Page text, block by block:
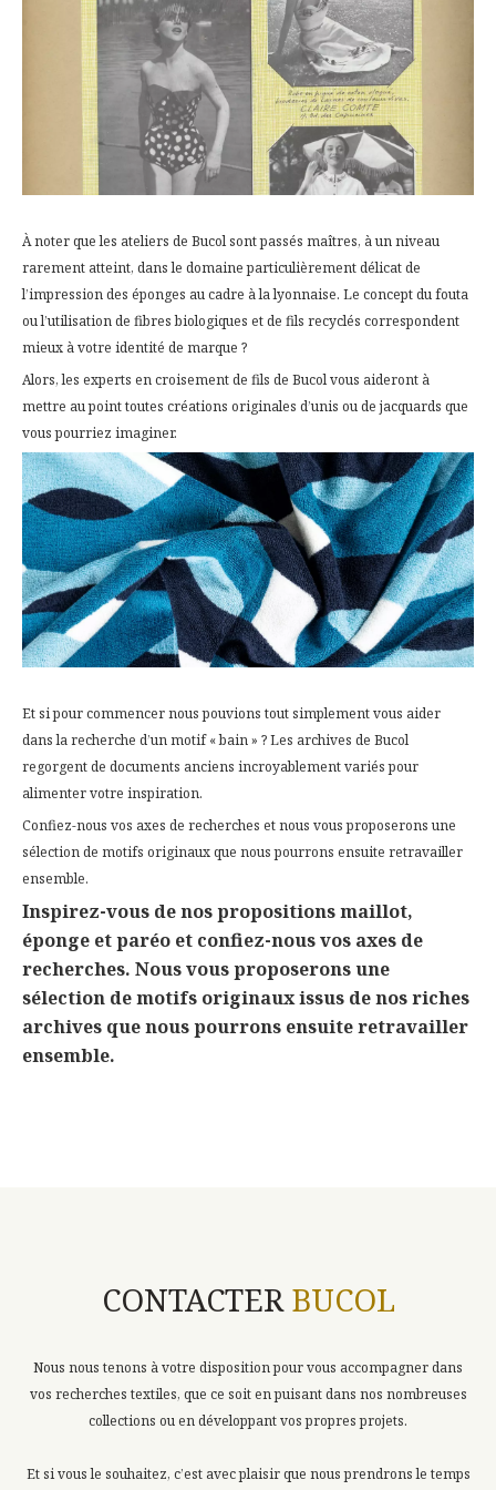
À noter que les ateliers de Bucol sont passés maîtres, à un niveau
rarement atteint, dans le domaine particulièrement délicat de
l’impression des éponges au cadre à la lyonnaise. Le concept du fouta
ou l’utilisation de fibres biologiques et de fils recyclés correspondent
mieux à votre identité de marque ?
Alors, les experts en croisement de fils de Bucol vous aideront à
mettre au point toutes créations originales d’unis ou de jacquards que
vous pourriez imaginer.
Et si pour commencer nous pouvions tout simplement vous aider
dans la recherche d’un motif « bain » ? Les archives de Bucol
regorgent de documents anciens incroyablement variés pour
alimenter votre inspiration.
Confiez-nous vos axes de recherches et nous vous proposerons une
sélection de motifs originaux que nous pourrons ensuite retravailler
ensemble.
Inspirez-vous de nos propositions maillot,
éponge et paréo et confiez-nous vos axes de
recherches. Nous vous proposerons une
sélection de motifs originaux issus de nos riches
archives que nous pourrons ensuite retravailler
ensemble.
CONTACTERBUCOL
Nous nous tenons à votre disposition pour vous accompagner dans
vos recherches textiles, que ce soit en puisant dans nos nombreuses
collections ou en développant vos propres projets.
Et si vous le souhaitez, c’est avec plaisir que nous prendrons le temps